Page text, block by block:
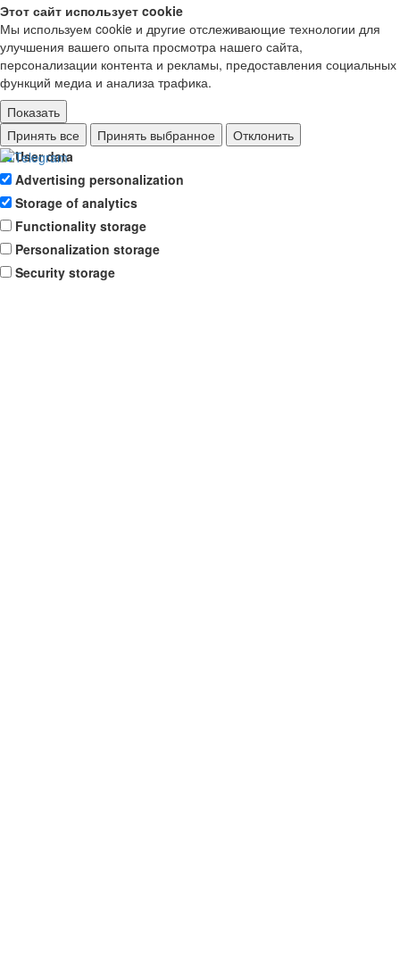
Этот сайт использует cookie
Мы используем cookie и другие отслеживающие технологии для
улучшения вашего опыта просмотра нашего сайта,
персонализации контента и рекламы, предоставления социальных
функций медиа и анализа трафика.
Показать
Ad storage
User data
Advertising personalization
Storage of analytics
Functionality storage
Personalization storage
Security storage
Принять все Принять выбранное Отклонить